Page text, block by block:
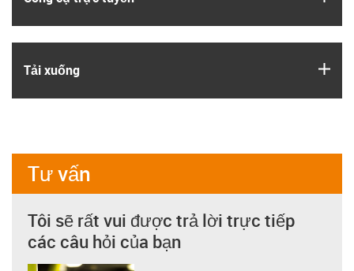
Tải xuống
Tư vấn
Tôi sẽ rất vui được trả lời trực tiếp
các câu hỏi của bạn